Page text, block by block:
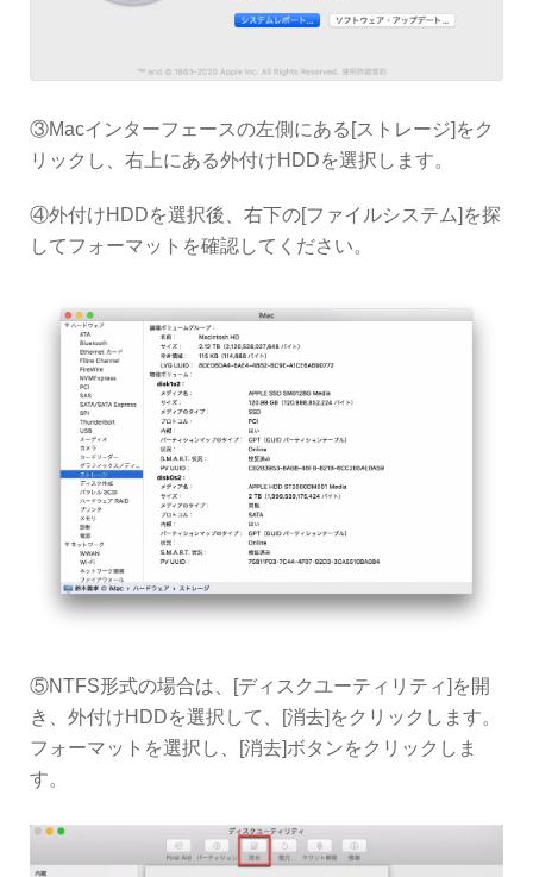
③Macインターフェースの左側にある[ストレージ]をク
リックし、右上にある外付けHDDを選択します。
④外付けHDDを選択後、右下の[ファイルシステム]を探
してフォーマットを確認してください。
⑤NTFS形式の場合は、[ディスクユーティリティ]を開
き、外付けHDDを選択して、[消去]をクリックします。
フォーマットを選択し、[消去]ボタンをクリックしま
す。